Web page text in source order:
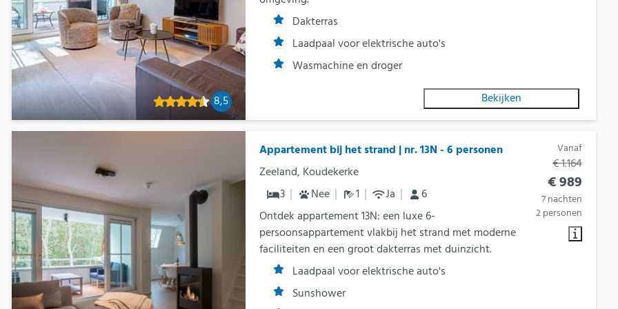
8,5
Dakterras
Laadpaal voor elektrische auto's
Wasmachine en droger
Bekijken
Vanaf
€ 1.164
€ 989
7 nachten
2 personen
Appartement bij het strand | nr. 13N - 6 personen
Zeeland, Koudekerke
3
Nee 1 Ja
6
Ontdek appartement 13N: een luxe 6-
persoonsappartement vlakbij het strand met moderne
faciliteiten en een groot dakterras met duinzicht.
Laadpaal voor elektrische auto's
Sunshower